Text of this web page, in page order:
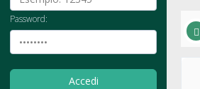
Password: